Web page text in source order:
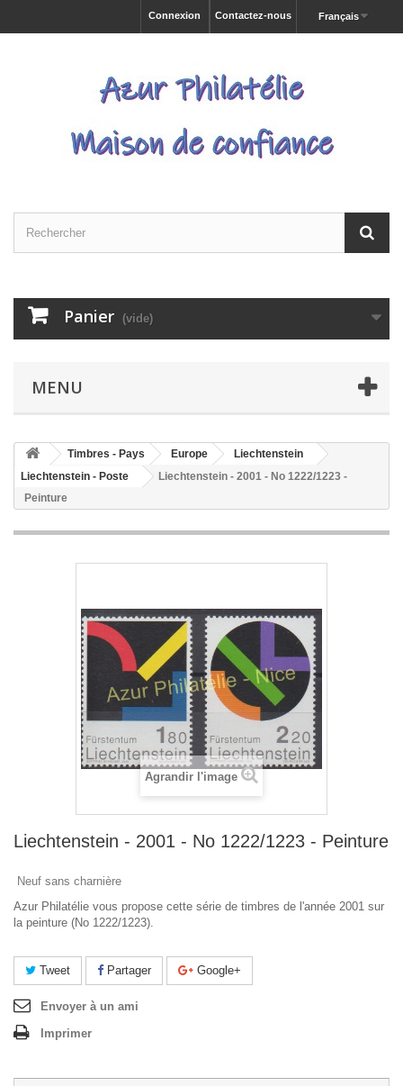
Français
Contactez-nous
Connexion
Panier (vide)
MENU
Timbres - Pays Europe
Liechtenstein
Liechtenstein - Poste
Liechtenstein - 2001 - No 1222/1223 -
Peinture
Agrandir l'image
Liechtenstein - 2001 - No 1222/1223 - Peinture
Neuf sans charnière
Azur Philatélie vous propose cette série de timbres de l'année 2001 sur
la peinture (No 1222/1223).
Tweet Partager Google+
Envoyer à un ami
Imprimer